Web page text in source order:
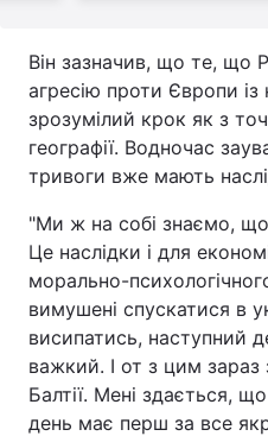
Він зазначив, що те, що
агресію проти Європи із
зрозумілий крок як з
географії. Водночас
тривоги вже мають
"Ми ж на собі знаємо, що
Це наслідки і для
морально-
вимушені спускатися в
висипатись, наступний
важкий. І от з цим зараз
Балтії. Мені здається,
день має перш за все